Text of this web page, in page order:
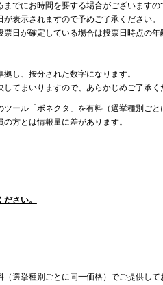
でにお時間を要する場合がございますの
表示されますので予めご了承ください。
日が確定している場合は投票日時点の年
し、按分された数字になります。
てまいりますので、あらかじめご了承く
ツール「ボネクタ」 を有料（選挙種別ご
方とは情報量に差があります。
さい。
選挙種別ごとに同一価格）でご提供し